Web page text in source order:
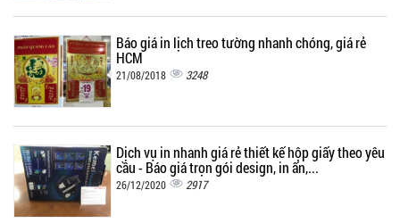
Báo giá in lịch treo tường nhanh chóng, giá rẻ
HCM
21/08/2018 3248
Dịch vụ in nhanh giá rẻ thiết kế hộp giấy theo yêu
cầu - Báo giá trọn gói design, in ấn,...
26/12/2020 2917